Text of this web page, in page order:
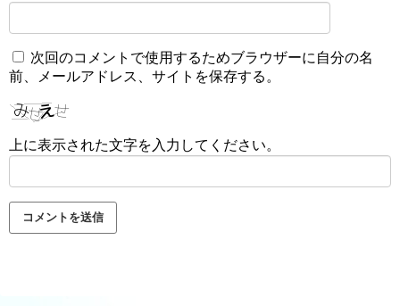
次回のコメントで使用するためブラウザーに自分の名
前、メールアドレス、サイトを保存する。
上に表示された文字を入力してください。